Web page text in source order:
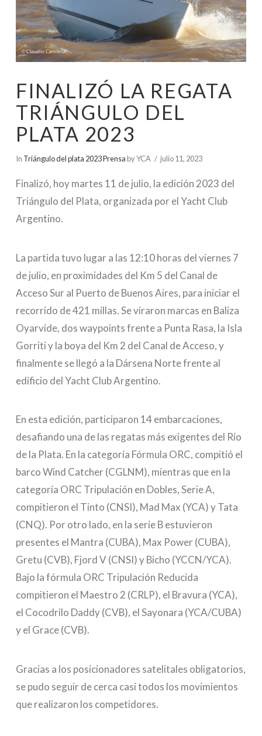
FINALIZÓ LA REGATA
TRIÁNGULO DEL
PLATA 2023
In Triángulo del plata 2023 Prensa by YCA julio 11, 2023
Finalizó, hoy martes 11 de julio, la edición 2023 del
Triángulo del Plata, organizada por el Yacht Club
Argentino.
La partida tuvo lugar a las 12:10 horas del viernes 7
de julio, en proximidades del Km 5 del Canal de
Acceso Sur al Puerto de Buenos Aires, para iniciar el
recorrido de 421 millas. Se viraron marcas en Baliza
Oyarvide, dos waypoints frente a Punta Rasa, la Isla
Gorriti y la boya del Km 2 del Canal de Acceso, y
finalmente se llegó a la Dársena Norte frente al
edificio del Yacht Club Argentino.
En esta edición, participaron 14 embarcaciones,
desafiando una de las regatas más exigentes del Río
de la Plata. En la categoría Fórmula ORC, compitió el
barco Wind Catcher (CGLNM), mientras que en la
categoría ORC Tripulación en Dobles, Serie A,
compitieron el Tinto (CNSI), Mad Max (YCA) y Tata
(CNQ). Por otro lado, en la serie B estuvieron
presentes el Mantra (CUBA), Max Power (CUBA),
Gretu (CVB), Fjord V (CNSI) y Bicho (YCCN/YCA).
Bajo la fórmula ORC Tripulación Reducida
compitieron el Maestro 2 (CRLP), el Bravura (YCA),
el Cocodrilo Daddy (CVB), el Sayonara (YCA/CUBA)
y el Grace (CVB).
Gracias a los posicionadores satelitales obligatorios,
se pudo seguir de cerca casi todos los movimientos
que realizaron los competidores.